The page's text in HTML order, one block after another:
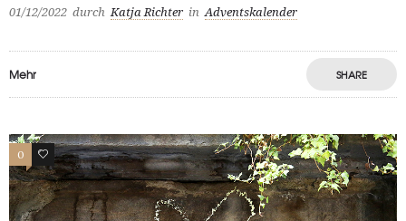
01/12/2022 durch Katja Richter in Adventskalender
Mehr SHARE
0 0